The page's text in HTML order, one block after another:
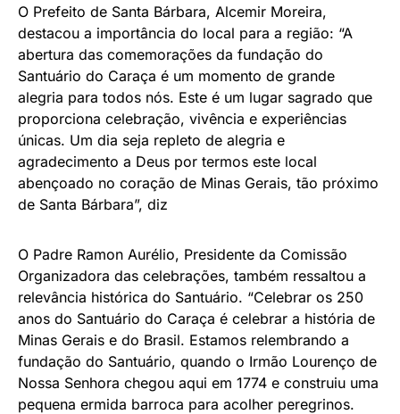
O Prefeito de Santa Bárbara, Alcemir Moreira,
destacou a importância do local para a região: “A
abertura das comemorações da fundação do
Santuário do Caraça é um momento de grande
alegria para todos nós. Este é um lugar sagrado que
proporciona celebração, vivência e experiências
únicas. Um dia seja repleto de alegria e
agradecimento a Deus por termos este local
abençoado no coração de Minas Gerais, tão próximo
de Santa Bárbara”, diz
O Padre Ramon Aurélio, Presidente da Comissão
Organizadora das celebrações, também ressaltou a
relevância histórica do Santuário. “Celebrar os 250
anos do Santuário do Caraça é celebrar a história de
Minas Gerais e do Brasil. Estamos relembrando a
fundação do Santuário, quando o Irmão Lourenço de
Nossa Senhora chegou aqui em 1774 e construiu uma
pequena ermida barroca para acolher peregrinos.